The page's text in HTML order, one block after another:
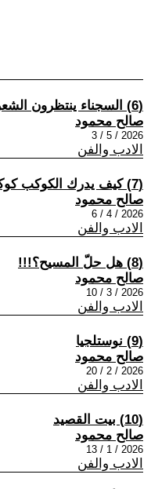
(6) السجناء ينتظرون الشعر لا الشاعر
صالح محمود
2026 / 5 / 3
الادب والفن
(7) كيف يدرك الكوكب كوكبا؟!!
صالح محمود
2026 / 4 / 6
الادب والفن
(8) هل حلّ المسيح؟!!!
صالح محمود
2026 / 3 / 10
الادب والفن
(9) نوستلجيا
صالح محمود
2026 / 2 / 20
الادب والفن
(10) بيت القصيد
صالح محمود
2026 / 1 / 13
الادب والفن